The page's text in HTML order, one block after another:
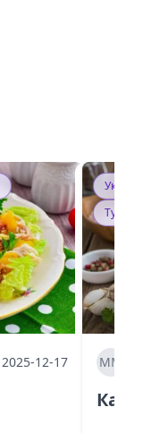
2025-12-17 ММ